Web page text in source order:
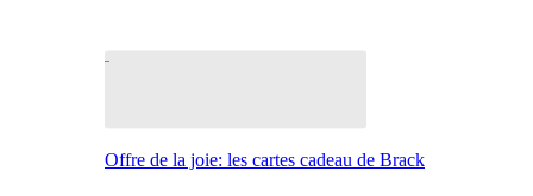
Offre de la joie: les cartes cadeau de Brack